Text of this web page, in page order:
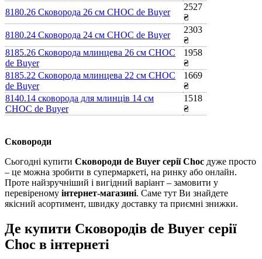
8180.26 Сковорода 26 см CHOC de Buyer
2527
₴
8180.24 Сковорода 24 см CHOC de Buyer
2303
₴
8185.26 Сковорода млинцева 26 см CHOC
de Buyer
1958
₴
8185.22 Сковорода млинцева 22 см CHOC
de Buyer
1669
₴
8140.14 сковорода для млинців 14 см
CHOC de Buyer
1518
₴
Сковороди
Сьогодні купити Cковороди de Buyer серії Choc дуже просто
– це можна зробити в супермаркеті, на ринку або онлайн.
Проте найзручніший і вигідний варіант – замовити у
перевіреному інтернет-магазині. Саме тут Ви знайдете
якісний асортимент, швидку доставку та приємні знижки.
Де купити Cковородів de Buyer серії
Choc в інтернеті